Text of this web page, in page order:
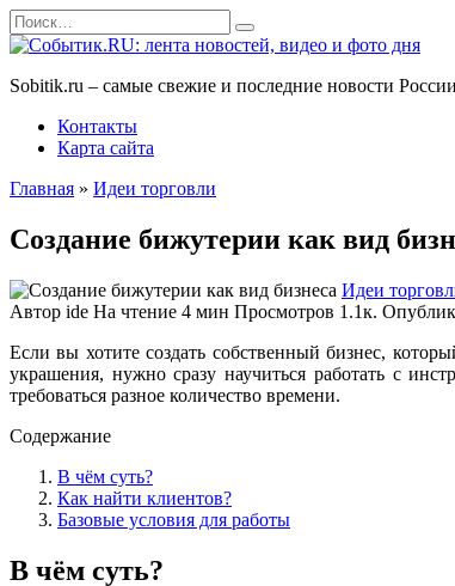
Перейти
к
Search
for:
Sobitik.ru – самые свежие и последние новости
Контакты
Карта сайта
Главная » Идеи торговли
Создание бижутерии как вид
Идеи
Автор ide На чтение 4 мин Просмотров 1.1к.
Если вы хотите создать собственный бизнес,
украшения, нужно сразу научиться работать с
требоваться разное количество времени.
Содержание
В чём суть?
Как найти клиентов?
Базовые условия для работы
В чём суть?